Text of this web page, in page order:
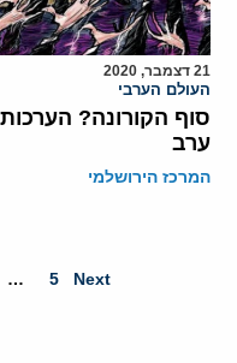
21 דצמבר, 2020
העולם הערבי
סוף הקורונה?
ערב
המרכז הירושלמי
… 5 Next